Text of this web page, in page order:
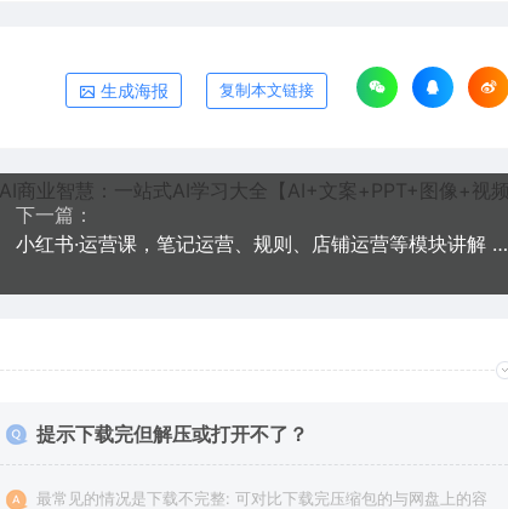
生成海报 复制本文链接
下一篇：
小红书·运营课，笔记运营、规则、店铺运营等模块讲解 独立运营小红书账号
提示下载完但解压或打开不了？
最常见的情况是下载不完整: 可对比下载完压缩包的与网盘上的容